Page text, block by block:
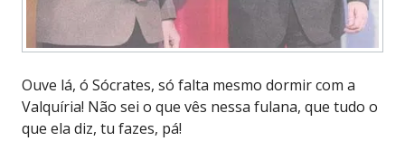
Ouve lá, ó Sócrates, só falta mesmo dormir com a
Valquíria! Não sei o que vês nessa fulana, que tudo o
que ela diz, tu fazes, pá!